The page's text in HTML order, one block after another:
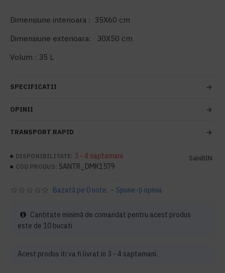
Dimensiune interioara : 35X60 cm
Dimensiune exterioara: 30X50 cm
Volum : 35 L
SPECIFICATII
OPINII
TRANSPORT RAPID
DISPONIBILITATE: 3 - 4 saptamani
COD PRODUS: SANTR_DMK1579
SaniBIN
Acest produs iti va fi livrat in 3 - 4 saptamani.
Bazată pe 0 note. - Spune-ţi opinia
Cantitate minimă de comandat pentru acest produs
este de 10 bucati